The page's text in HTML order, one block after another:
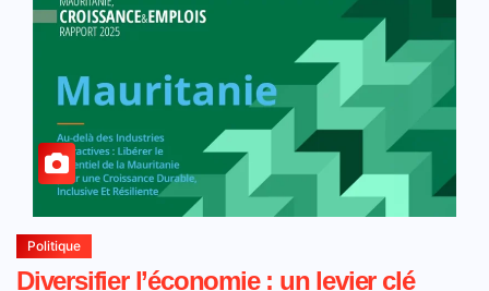
Politique
Diversifier l’économie : un levier clé